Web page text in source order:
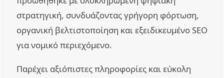
στρατηγική, συνδυάζοντας γρήγορη φόρτωση,
οργανική βελτιστοποίηση και εξειδικευμένο SEO
για νομικό περιεχόμενο.
Παρέχει αξιόπιστες πληροφορίες και εύκολη